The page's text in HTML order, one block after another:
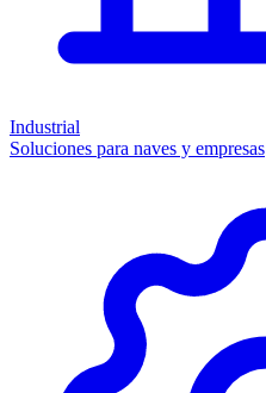
Industrial
Soluciones para naves y empresas